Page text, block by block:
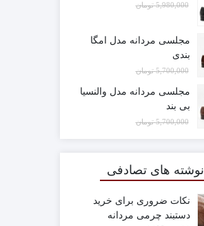
5,980,000 تومان
مجلسی مردانه مدل امگا
بندی
5,700,000 تومان
2,700,000 تومان
مجلسی مردانه مدل والنسیا
بی بند
5,700,000 تومان
نوشته های تصادفی
نکات ضروری برای خرید
دستبند چرمی مردانه